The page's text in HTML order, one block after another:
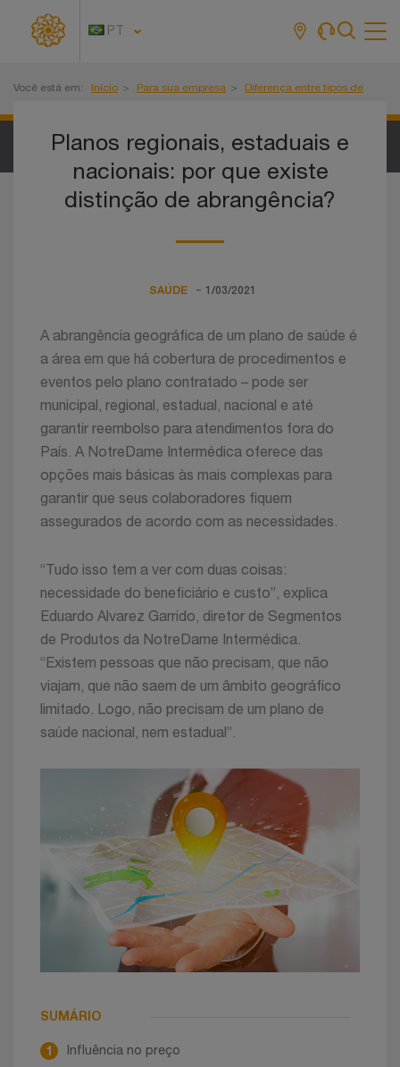
PT
Você está em: Início Para sua empresa
Diferença entre tipos de
Planos regionais, estaduais e
nacionais: por que existe
distinção de abrangência?
SAÚDE - 1/03/2021
A abrangência geográfica de um plano de saúde é
a área em que há cobertura de procedimentos e
eventos pelo plano contratado – pode ser
municipal, regional, estadual, nacional e até
garantir reembolso para atendimentos fora do
País. A NotreDame Intermédica oferece das
opções mais básicas às mais complexas para
garantir que seus colaboradores fiquem
assegurados de acordo com as necessidades.
“Tudo isso tem a ver com duas coisas:
necessidade do beneficiário e custo”, explica
Eduardo Alvarez Garrido, diretor de Segmentos
de Produtos da NotreDame Intermédica.
“Existem pessoas que não precisam, que não
viajam, que não saem de um âmbito geográfico
limitado. Logo, não precisam de um plano de
saúde nacional, nem estadual”.
SUMÁRIO
1 Influência no preço